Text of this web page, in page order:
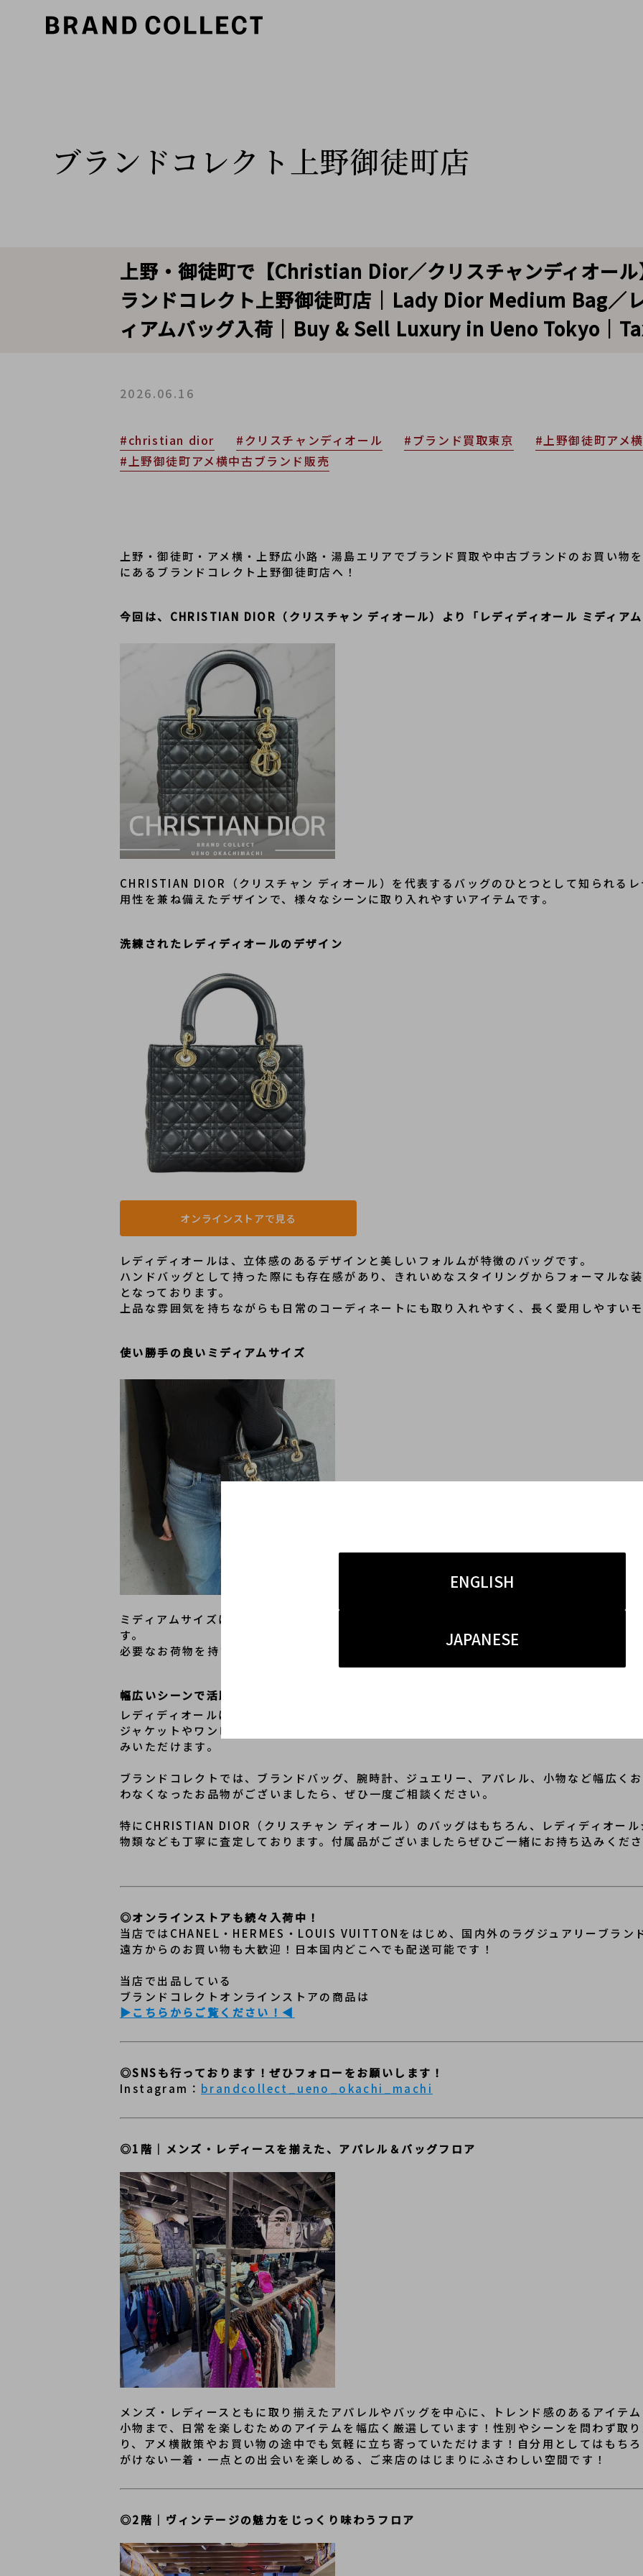
ENGLISH
JAPANESE
ブランドコレクト上野御徒町店
上野・御徒町で【Christian Dior／クリスチャンディオー
ランドコレクト上野御徒町店｜Lady Dior Medium Bag／
ィアムバッグ入荷｜Buy & Sell Luxury in Ueno Tokyo｜
2026.06.16
#christian dior #クリスチャンディオール #ブランド買取東京
#上野御徒町アメ
#上野御徒町アメ横中古ブランド販売
上野・御徒町・アメ横・上野広小路・湯島エリアでブランド買取や中古ブランドのお買い物
にあるブランドコレクト上野御徒町店へ！
今回は、CHRISTIAN DIOR（クリスチャン ディオール）より「レディディオール ミディアム
CHRISTIAN DIOR（クリスチャン ディオール）を代表するバッグのひとつとして知られる
用性を兼ね備えたデザインで、様々なシーンに取り入れやすいアイテムです。
洗練されたレディディオールのデザイン
オンラインストアで見る
レディディオールは、立体感のあるデザインと美しいフォルムが特徴のバッグです。
ハンドバッグとして持った際にも存在感があり、きれいめなスタイリングからフォーマルな
となっております。
上品な雰囲気を持ちながらも日常のコーディネートにも取り入れやすく、長く愛用しやすいモ
使い勝手の良いミディアムサイズ
ミディアムサイズは収納力と持ちやすさのバランスが取りやすく、お出かけやお食事、ショ
す。
必要なお荷物を持ち運びやすいサイズ感のため、普段使いから特別な日のコーディネートま
幅広いシーンで活躍するバッグ
レディディオールはエレガントな印象を持ちながらも、季節を問わず活躍するバッグです。
ジャケットやワンピーススタイルにはもちろん、カジュアルな装いに合わせることでコーデ
みいただけます。
ブランドコレクトでは、ブランドバッグ、腕時計、ジュエリー、アパレル、小物など幅広く
わなくなったお品物がございましたら、ぜひ一度ご相談ください。
特にCHRISTIAN DIOR（クリスチャン ディオール）のバッグはもちろん、レディディオー
物類なども丁寧に査定しております。付属品がございましたらぜひご一緒にお持ち込みくださ
◎オンラインストアも続々入荷中！
当店ではCHANEL・HERMES・LOUIS VUITTONをはじめ、国内外のラグジュアリーブラン
遠方からのお買い物も大歓迎！日本国内どこへでも配送可能です！
当店で出品している
ブランドコレクトオンラインストアの商品は
▶こちらからご覧ください！◀
◎SNSも行っております！ぜひフォローをお願いします！
Instagram： brandcollect_ueno_okachi_machi
◎1階｜メンズ・レディースを揃えた、アパレル＆バッグフロア
メンズ・レディースともに取り揃えたアパレルやバッグを中心に、トレンド感のあるアイテ
小物まで、日常を楽しむためのアイテムを幅広く厳選しています！性別やシーンを問わず取
り、アメ横散策やお買い物の途中でも気軽に立ち寄っていただけます！自分用としてはもち
がけない一着・一点との出会いを楽しめる、ご来店のはじまりにふさわしい空間です！
◎2階｜ヴィンテージの魅力をじっくり味わうフロア